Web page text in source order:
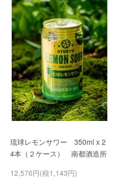
琉球レモンサワー 350ml x 2
4本（２ケース） 南都酒造所
12,576円(税1,143円)